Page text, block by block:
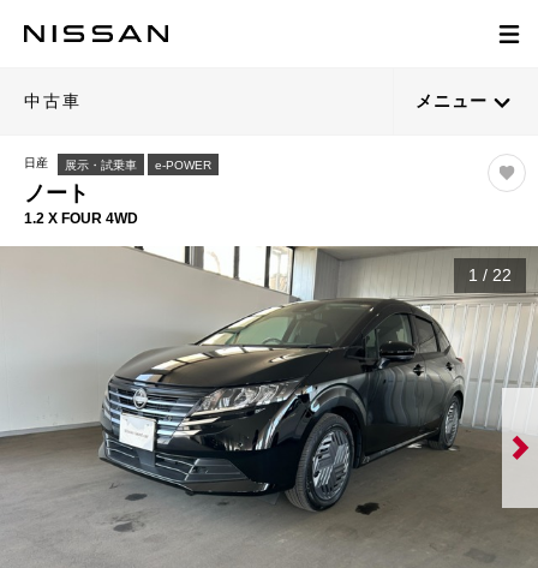
中古車 メニュー
日産 展示・試乗車 e-POWER
ノート
1.2 X FOUR 4WD
1 / 22